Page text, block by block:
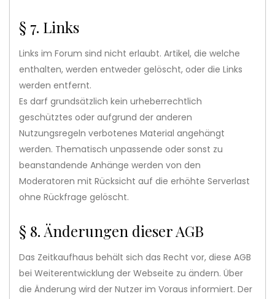
§ 7. Links
Links im Forum sind nicht erlaubt. Artikel, die welche
enthalten, werden entweder gelöscht, oder die Links
werden entfernt.
Es darf grundsätzlich kein urheberrechtlich
geschütztes oder aufgrund der anderen
Nutzungsregeln verbotenes Material angehängt
werden. Thematisch unpassende oder sonst zu
beanstandende Anhänge werden von den
Moderatoren mit Rücksicht auf die erhöhte Serverlast
ohne Rückfrage gelöscht.
§ 8. Änderungen dieser AGB
Das Zeitkaufhaus behält sich das Recht vor, diese AGB
bei Weiterentwicklung der Webseite zu ändern. Über
die Änderung wird der Nutzer im Voraus informiert. Der